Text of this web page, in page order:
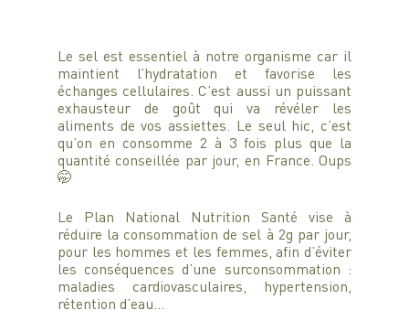
Le sel est essentiel à notre organisme car il
maintient l’hydratation et favorise les
échanges cellulaires. C’est aussi un puissant
exhausteur de goût qui va révéler les
aliments de vos assiettes. Le seul hic, c’est
qu’on en consomme 2 à 3 fois plus que la
quantité conseillée par jour, en France. Oups
🤭
Le Plan National Nutrition Santé vise à
réduire la consommation de sel à 2g par jour,
pour les hommes et les femmes, afin d’éviter
les conséquences d’une surconsommation :
maladies cardiovasculaires, hypertension,
rétention d’eau…